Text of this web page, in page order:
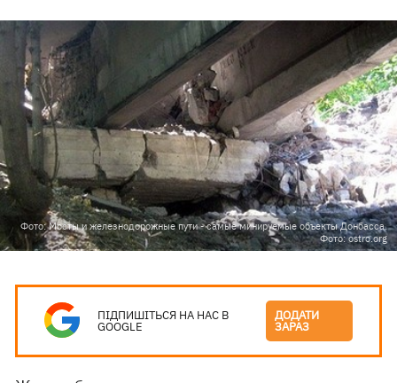
Фото: Мосты и железнодорожные пути - самые минируемые объекты Донбасса.
Фото: ostro.org
ПІДПИШІТЬСЯ НА НАС В
GOOGLE
ДОДАТИ
ЗАРАЗ